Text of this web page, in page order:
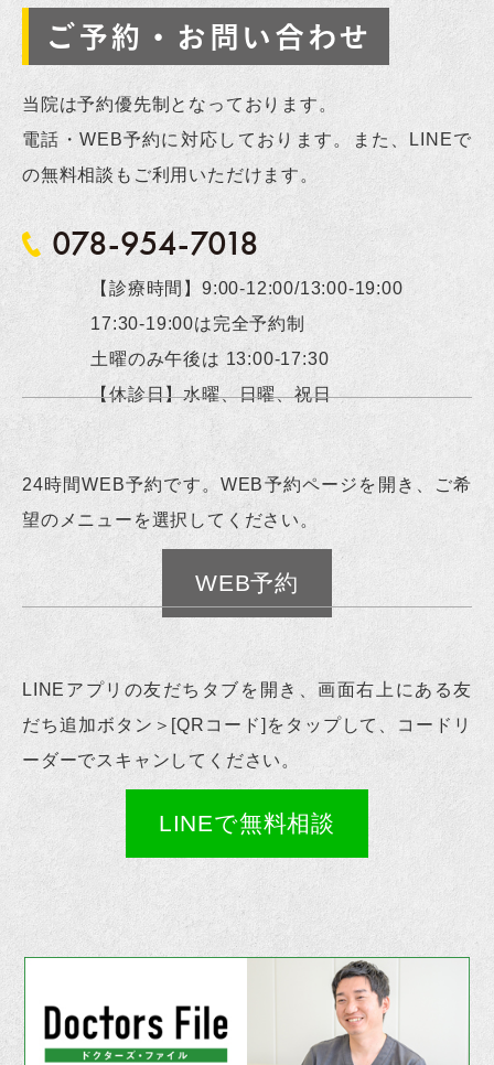
ご予約・お問い合わせ
当院は予約優先制となっております。
電話・WEB予約に対応しております。また、LINEで
の無料相談もご利用いただけます。
078-954-7018
【診療時間】9:00-12:00/13:00-19:00
17:30-19:00は完全予約制
土曜のみ午後は 13:00-17:30
【休診日】水曜、日曜、祝日
24時間WEB予約です。WEB予約ページを開き、ご希
望のメニューを選択してください。
WEB予約
LINEアプリの友だちタブを開き、画面右上にある友
だち追加ボタン＞[QRコード]をタップして、コードリ
ーダーでスキャンしてください。
LINEで無料相談